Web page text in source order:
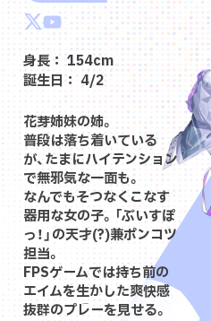
身長： 154cm
誕生日： 4/2
花芽姉妹の姉。
普段は落ち着いている
が、たまにハイテンション
で無邪気な一面も。
なんでもそつなくこなす
器用な女の子。「ぶいすぽ
っ！」の天才(?)兼ポンコツ
担当。
FPSゲームでは持ち前の
エイムを生かした爽快感
抜群のプレーを見せる。